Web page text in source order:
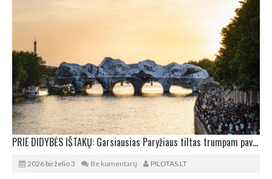
PRIE DIDYBĖS IŠTAKŲ: Garsiausias Paryžiaus tiltas trumpam pavirs atmosferiniu urvu
2026 birželio 3 Be komentarų PILOTAS.LT